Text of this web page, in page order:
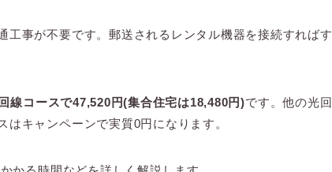
工事が不要です。郵送されるレンタル機器を接続すればす
線コースで47,520円(集合住宅は18,480円)です。他の光回
キャンペーンで実質0円になります。